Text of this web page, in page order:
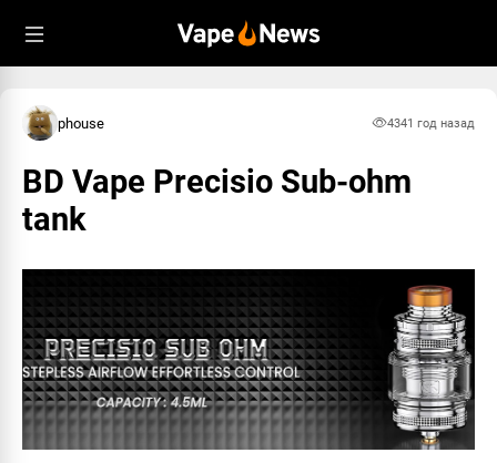
phouse 4341 год назад
BD Vape Precisio Sub-ohm
tank